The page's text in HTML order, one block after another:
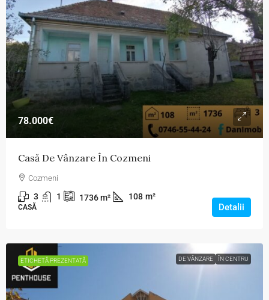
78.000€
Casă De Vânzare În Cozmeni
Cozmeni
3 1 1736m² 108 m²
CASĂ Detalii
ETICHETĂ PREZENTATĂ DE VÂNZARE ÎN CENTRU